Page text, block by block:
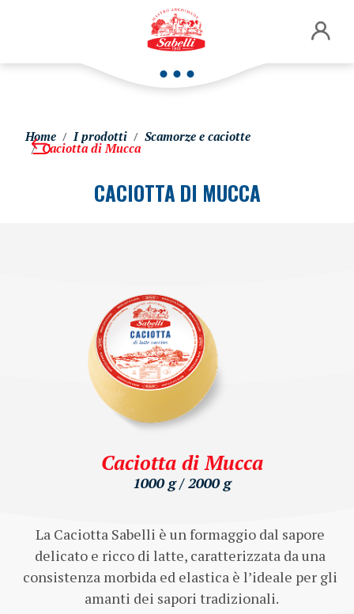
Home I prodotti Scamorze e caciotte
Caciotta di Mucca
CACIOTTA DI MUCCA
Caciotta di Mucca
1000 g / 2000 g
La Caciotta Sabelli è un formaggio dal sapore
delicato e ricco di latte, caratterizzata da una
consistenza morbida ed elastica è l’ideale per gli
amanti dei sapori tradizionali.